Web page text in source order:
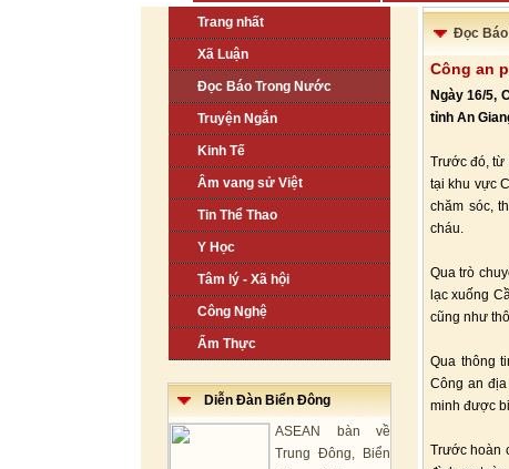
Trang nhất
Xã Luận
Đọc Báo Trong Nước
Truyện Ngắn
Kinh Tế
Âm vang sử Việt
Tin Thể Thao
Y Học
Tâm lý - Xã hội
Công Nghệ
Ẩm Thực
Diễn Đàn Biển Đông
ASEAN bàn về
Trung Đông, Biển
Đọc
Công an
Ngày 16/5,
tỉnh An
Trước đó, từ
tại khu vực
chăm sóc,
cháu.
Qua trò
lạc xuống
cũng như
Qua thông
Công an
minh được
Trước hoàn